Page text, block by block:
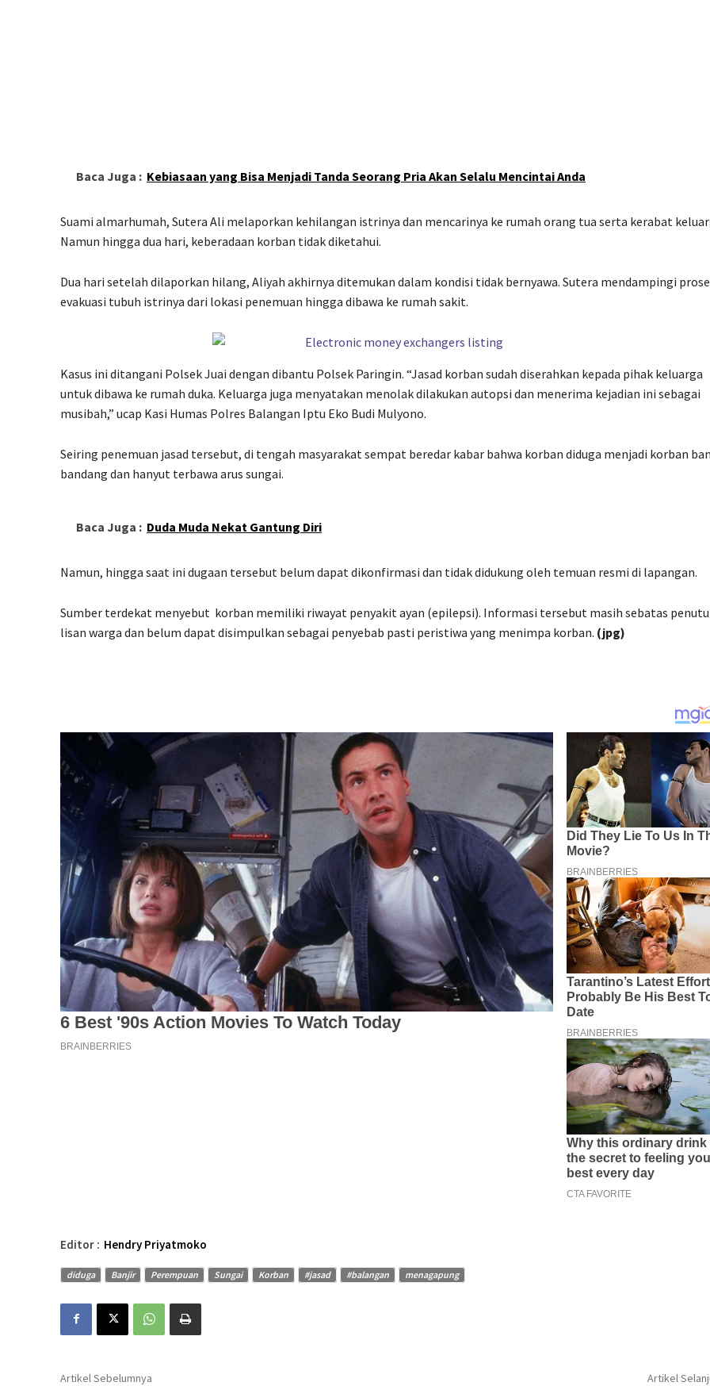
Baca Juga : Kebiasaan yang Bisa Menjadi Tanda Seorang Pria Akan Selalu Mencintai Anda
Suami almarhumah, Sutera Ali melaporkan kehilangan istrinya dan mencarinya ke rumah orang tua serta kerabat
Namun hingga dua hari, keberadaan korban tidak diketahui.
Dua hari setelah dilaporkan hilang, Aliyah akhirnya ditemukan dalam kondisi tidak bernyawa. Sutera mendampingi
evakuasi tubuh istrinya dari lokasi penemuan hingga dibawa ke rumah sakit.
Kasus ini ditangani Polsek Juai dengan dibantu Polsek Paringin. “Jasad korban sudah diserahkan kepada pihak keluarga
untuk dibawa ke rumah duka. Keluarga juga menyatakan menolak dilakukan autopsi dan menerima kejadian ini sebagai
musibah,” ucap Kasi Humas Polres Balangan Iptu Eko Budi Mulyono.
Seiring penemuan jasad tersebut, di tengah masyarakat sempat beredar kabar bahwa korban diduga menjadi korban
bandang dan hanyut terbawa arus sungai.
Baca Juga : Duda Muda Nekat Gantung Diri
Namun, hingga saat ini dugaan tersebut belum dapat dikonfirmasi dan tidak didukung oleh temuan resmi di lapangan.
Sumber terdekat menyebut korban memiliki riwayat penyakit ayan (epilepsi). Informasi tersebut masih sebatas
lisan warga dan belum dapat disimpulkan sebagai penyebab pasti peristiwa yang menimpa korban. (jpg)
Editor : Hendry Priyatmoko
diduga Banjir Perempuan Sungai Korban #jasad #balangan menagapung
Artikel Sebelumnya Artikel